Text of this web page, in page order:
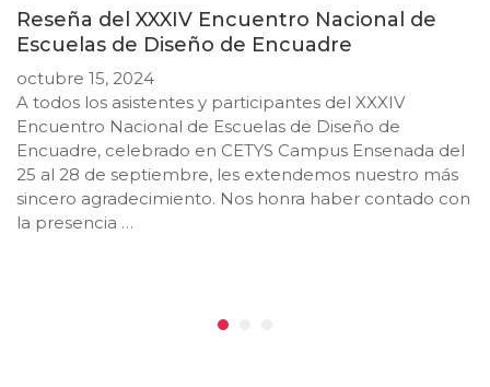
Reseña del XXXIV Encuentro Nacional de
Escuelas de Diseño de Encuadre
octubre 15, 2024
A todos los asistentes y participantes del XXXIV
Encuentro Nacional de Escuelas de Diseño de
Encuadre, celebrado en CETYS Campus Ensenada del
25 al 28 de septiembre, les extendemos nuestro más
sincero agradecimiento. Nos honra haber contado con
la presencia …